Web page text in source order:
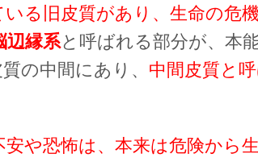
る旧皮質があり、生命の危
辺縁系と呼ばれる部分が、本
の中間にあり、 中間皮質と
安や恐怖は、本来は危険から